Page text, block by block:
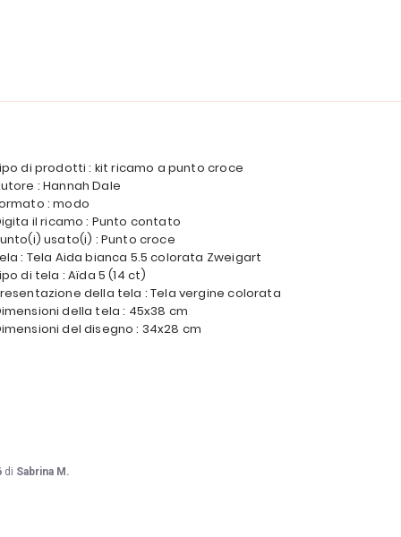
di prodotti : kit ricamo a punto croce
: Hannah Dale
: modo
il ricamo : Punto contato
usato(i) : Punto croce
: Tela Aida bianca 5.5 colorata Zweigart
di tela : Aïda 5 (14 ct)
della tela : Tela vergine colorata
della tela : 45x38 cm
del disegno : 34x28 cm
di Sabrina M.